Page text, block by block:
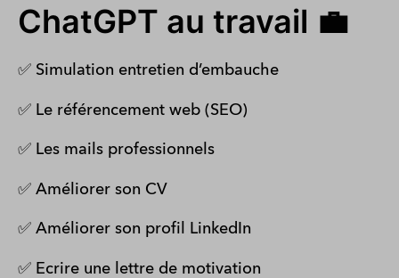
ChatGPT au travail 💼
✅ Simulation entretien d’embauche
✅ Le référencement web (SEO)
✅ Les mails professionnels
✅ Améliorer son CV
✅ Améliorer son profil LinkedIn
✅ Ecrire une lettre de motivation